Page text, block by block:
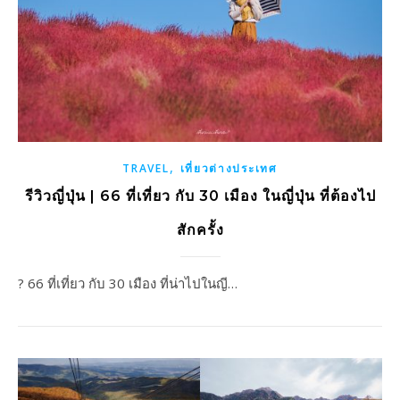
TRAVEL, เที่ยวต่างประเทศ
รีวิวญี่ปุ่น | 66 ที่เที่ยว กับ 30 เมือง ในญี่ปุ่น ที่ต้องไป
สักครั้ง
? 66 ที่เที่ยว กับ 30 เมือง ที่น่าไปในญี…